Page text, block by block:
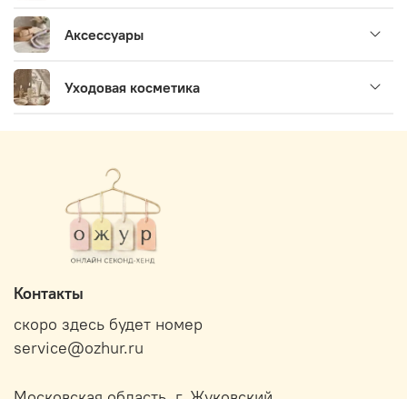
Аксессуары
Уходовая косметика
Контакты
скоро здесь будет номер
service@ozhur.ru